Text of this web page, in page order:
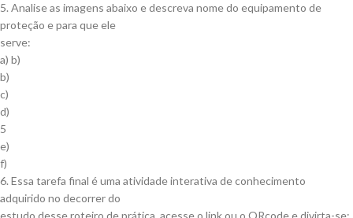
5. Analise as imagens abaixo e descreva nome do equipamento de
proteção e para que ele
serve:
a) b)
b)
c)
d)
5
e)
f)
6. Essa tarefa final é uma atividade interativa de conhecimento
adquirido no decorrer do